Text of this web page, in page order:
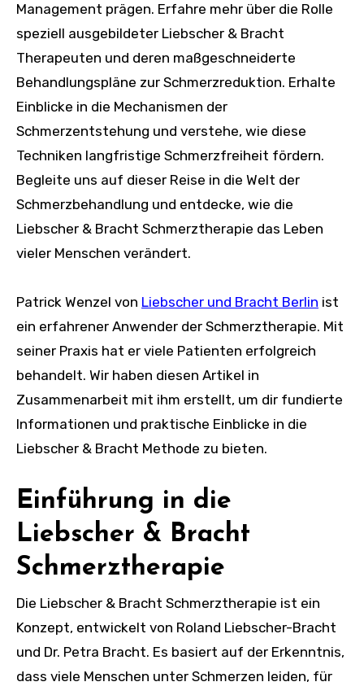
Management prägen. Erfahre mehr über die Rolle
speziell ausgebildeter Liebscher & Bracht
Therapeuten und deren maßgeschneiderte
Behandlungspläne zur Schmerzreduktion. Erhalte
Einblicke in die Mechanismen der
Schmerzentstehung und verstehe, wie diese
Techniken langfristige Schmerzfreiheit fördern.
Begleite uns auf dieser Reise in die Welt der
Schmerzbehandlung und entdecke, wie die
Liebscher & Bracht Schmerztherapie das Leben
vieler Menschen verändert.
Patrick Wenzel von Liebscher und Bracht Berlin ist
ein erfahrener Anwender der Schmerztherapie. Mit
seiner Praxis hat er viele Patienten erfolgreich
behandelt. Wir haben diesen Artikel in
Zusammenarbeit mit ihm erstellt, um dir fundierte
Informationen und praktische Einblicke in die
Liebscher & Bracht Methode zu bieten.
Einführung in die
Liebscher & Bracht
Schmerztherapie
Die Liebscher & Bracht Schmerztherapie ist ein
Konzept, entwickelt von Roland Liebscher-Bracht
und Dr. Petra Bracht. Es basiert auf der Erkenntnis,
dass viele Menschen unter Schmerzen leiden, für